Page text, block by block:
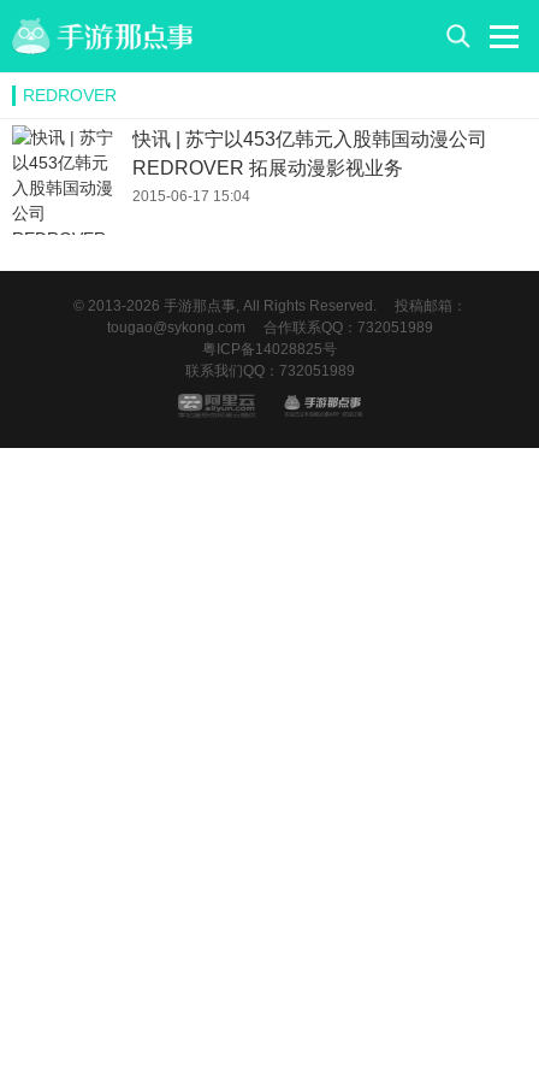
REDROVER
快讯 | 苏宁以453亿韩元入股韩国动漫公司
REDROVER 拓展动漫影视业务
2015-06-17 15:04
© 2013-2026 手游那点事, All Rights Reserved.
投稿邮箱：
tougao@sykong.com 合作联系QQ：732051989
粤ICP备14028825号
联系我们QQ：732051989